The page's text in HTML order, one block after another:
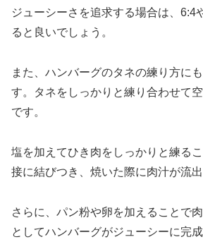
ジューシーさを追求する場合は、6:4
ると良いでしょう。
また、ハンバーグのタネの練り方に
す。タネをしっかりと練り合わせて
です。
塩を加えてひき肉をしっかりと練る
接に結びつき、焼いた際に肉汁が流
さらに、パン粉や卵を加えることで
としてハンバーグがジューシーに完成